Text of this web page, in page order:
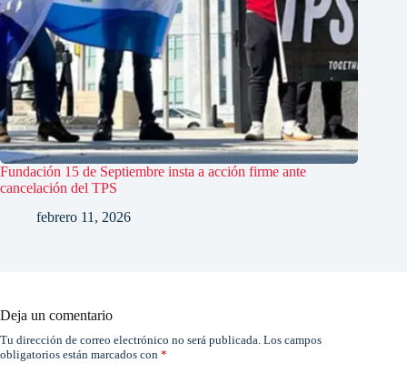
Fundación 15 de Septiembre insta a acción firme ante
cancelación del TPS
febrero 11, 2026
Deja un comentario
Tu dirección de correo electrónico no será publicada. Los campos
obligatorios están marcados con *